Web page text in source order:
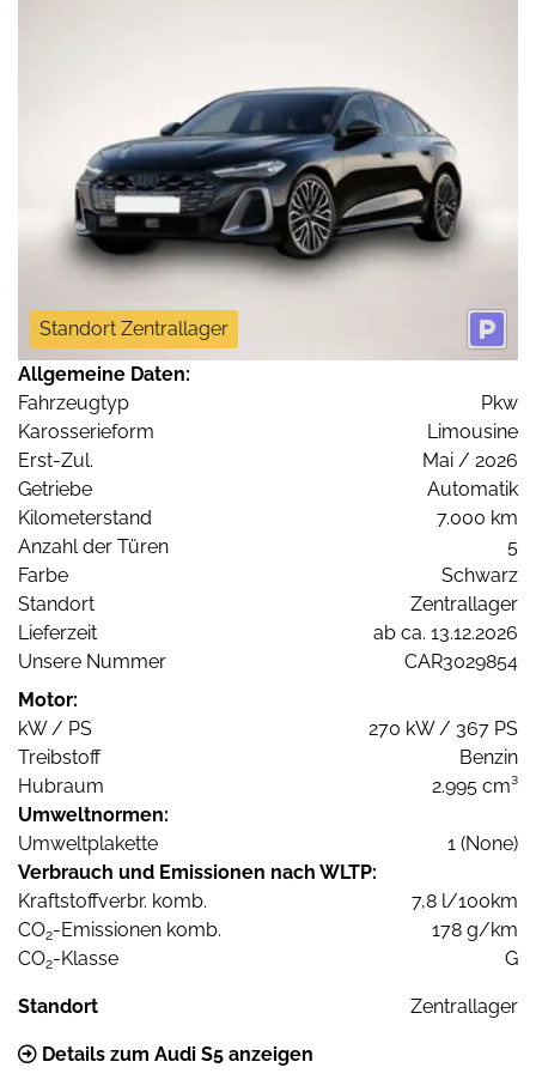
Standort Zentrallager
Allgemeine Daten:
Fahrzeugtyp
Pkw
Karosserieform
Limousine
Erst-Zul.
Mai / 2026
Getriebe
Automatik
Kilometerstand
7.000 km
Anzahl der Türen
5
Farbe
Schwarz
Standort
Zentrallager
Lieferzeit
ab ca. 13.12.2026
Unsere Nummer
CAR3029854
Motor:
kW / PS
270 kW / 367 PS
Treibstoff
Benzin
Hubraum
2.995 cm³
Umweltnormen:
Umweltplakette
1 (None)
Verbrauch und Emissionen nach WLTP:
Kraftstoffverbr. komb.
7,8 l/100km
CO2-Emissionen komb.
178 g/km
CO2-Klasse G
Standort Zentrallager
Details zum Audi S5 anzeigen